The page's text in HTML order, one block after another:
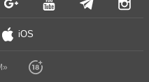
iOS